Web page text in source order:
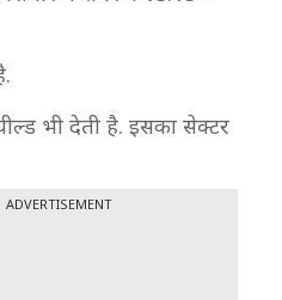
भी देती है. इसका सेक्टर
ADVERTISEMENT